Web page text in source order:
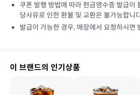
쿠폰 발행 방법에 따라 현금영수증 발급이
당사유로 인한 환불 및 교환은 불가능합니
발급이 가능한 경우, 매장에서 요청하시면
이 브랜드의 인기상품